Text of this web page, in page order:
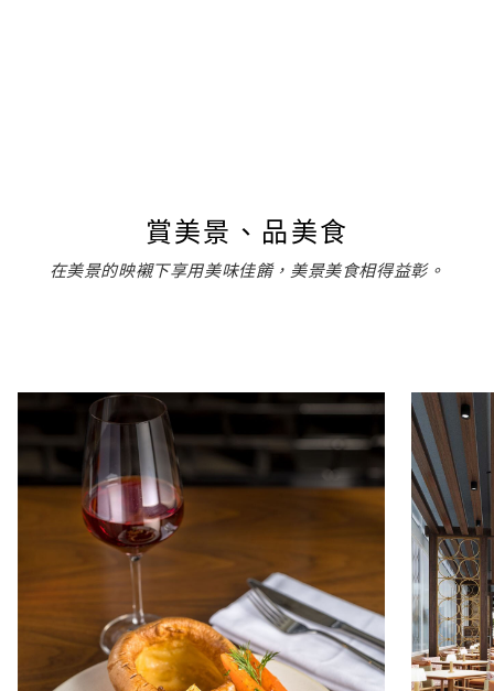
賞美景、品美食
在美景的映襯下享用美味佳餚，美景美食相得益彰。